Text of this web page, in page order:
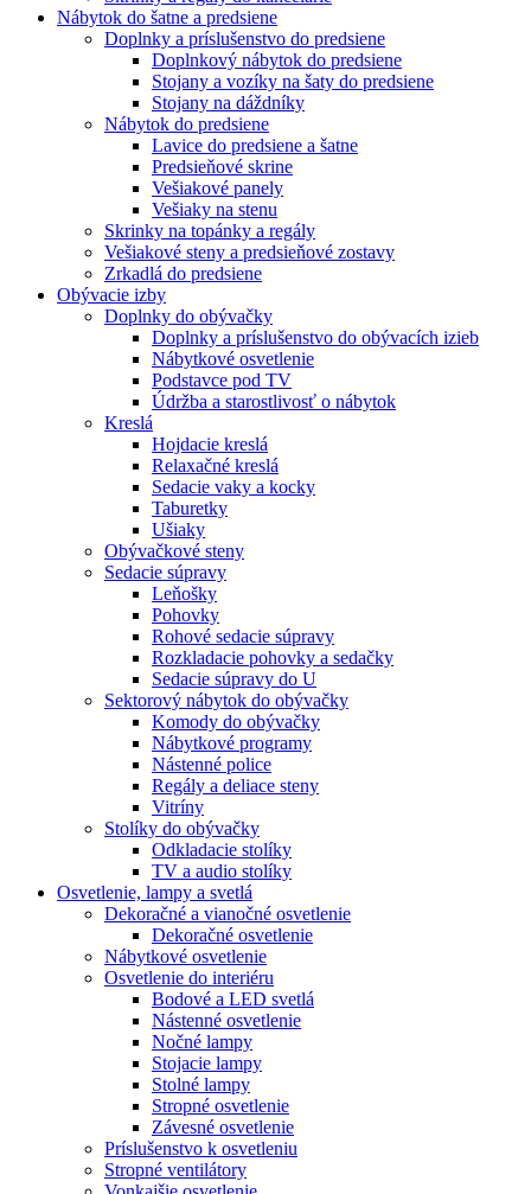
Nábytok do šatne a predsiene
Doplnky a príslušenstvo do predsiene
Doplnkový nábytok do predsiene
Stojany a vozíky na šaty do predsiene
Stojany na dáždníky
Nábytok do predsiene
Lavice do predsiene a šatne
Predsieňové skrine
Vešiakové panely
Vešiaky na stenu
Skrinky na topánky a regály
Vešiakové steny a predsieňové zostavy
Zrkadlá do predsiene
Obývacie izby
Doplnky do obývačky
Doplnky a príslušenstvo do obývacích izieb
Nábytkové osvetlenie
Podstavce pod TV
Údržba a starostlivosť o nábytok
Kreslá
Hojdacie kreslá
Relaxačné kreslá
Sedacie vaky a kocky
Taburetky
Ušiaky
Obývačkové steny
Sedacie súpravy
Leňošky
Pohovky
Rohové sedacie súpravy
Rozkladacie pohovky a sedačky
Sedacie súpravy do U
Sektorový nábytok do obývačky
Komody do obývačky
Nábytkové programy
Nástenné police
Regály a deliace steny
Vitríny
Stolíky do obývačky
Odkladacie stolíky
TV a audio stolíky
Osvetlenie, lampy a svetlá
Dekoračné a vianočné osvetlenie
Dekoračné osvetlenie
Nábytkové osvetlenie
Osvetlenie do interiéru
Bodové a LED svetlá
Nástenné osvetlenie
Nočné lampy
Stojacie lampy
Stolné lampy
Stropné osvetlenie
Závesné osvetlenie
Príslušenstvo k osvetleniu
Stropné ventilátory